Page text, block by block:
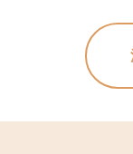
だわりを感じさせる空
と機能性のバランスが